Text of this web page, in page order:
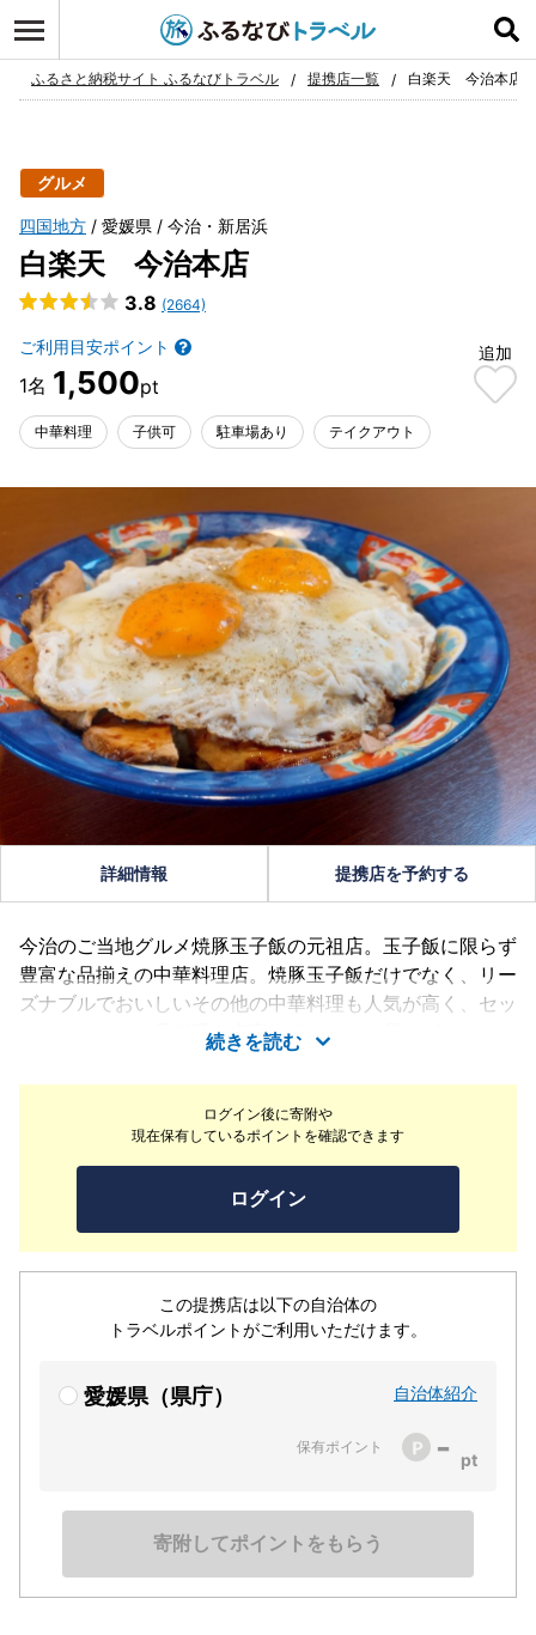
お気に入り
ふるさと納税サイト ふるなびトラベル 提携店一覧 白楽天 今治本店
グルメ
四国地方 愛媛県 今治・新居浜
白楽天 今治本店
3.8 (2664)
ご利用目安ポイント
1,500
追加
中華料理 子供可 駐車場あり テイクアウト
ログイン後に寄附や
現在保有しているポイントを確認できます
ログイン
この提携店は以下の自治体の
トラベルポイントがご利用いただけます。
愛媛県（県庁） 自治体紹介
保有ポイント -
寄附してポイントをもらう
詳細情報 提携店を予約する
今治のご当地グルメ焼豚玉子飯の元祖店。玉子飯に限らず
豊富な品揃えの中華料理店。焼豚玉子飯だけでなく、リー
ズナブルでおいしいその他の中華料理も人気が高く、セッ
トメニューや一品料理も充実しています。昼はビジネスマ
ンや主婦、夜はお1人様からファミリーまで多く利用され
ています。
続きを読む